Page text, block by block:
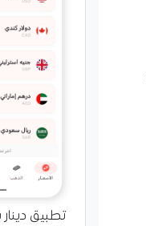
تطبيق